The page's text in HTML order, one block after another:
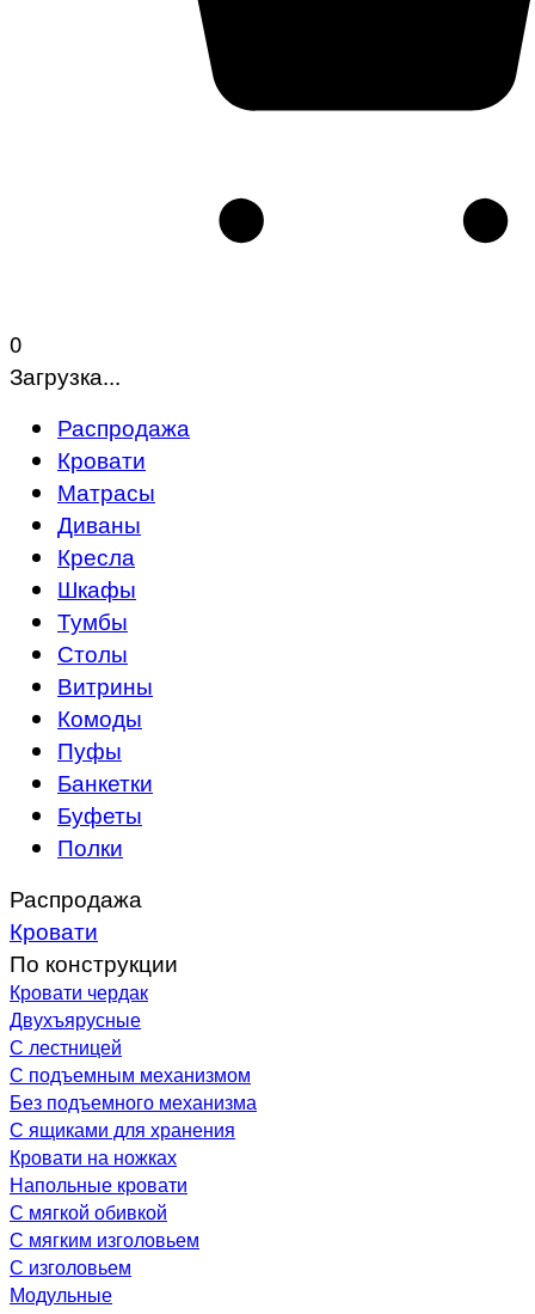
0
Загрузка...
Распродажа
Кровати
Матрасы
Диваны
Кресла
Шкафы
Тумбы
Столы
Витрины
Комоды
Пуфы
Банкетки
Буфеты
Полки
Распродажа
Кровати
По конструкции
Кровати чердак
Двухъярусные
С лестницей
С подъемным механизмом
Без подъемного механизма
С ящиками для хранения
Кровати на ножках
Напольные кровати
С мягкой обивкой
С мягким изголовьем
С изголовьем
Модульные